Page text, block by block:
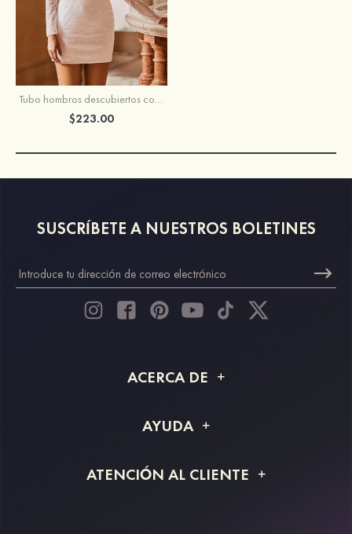
Tubo hombros descubiertos corto/mini lentejuelas vestido de novia
$223.00
SUSCRÍBETE A NUESTROS BOLETINES
ACERCA DE
Información de envío
AYUDA
Devoluciones y reembolsos
ATENCIÓN AL CLIENTE